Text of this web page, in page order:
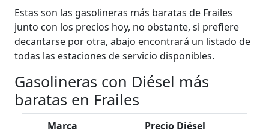
Estas son las gasolineras más baratas de Frailes
junto con los precios hoy, no obstante, si prefiere
decantarse por otra, abajo encontrará un listado de
todas las estaciones de servicio disponibles.
Gasolineras con Diésel más
baratas en Frailes
Marca
Precio Diésel